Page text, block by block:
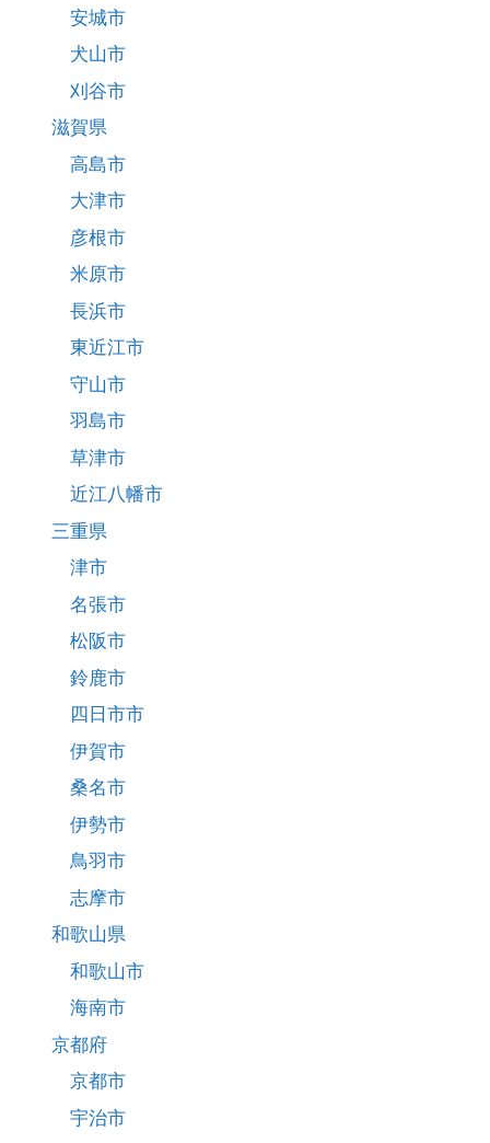
安城市
犬山市
刈谷市
滋賀県
高島市
大津市
彦根市
米原市
長浜市
東近江市
守山市
羽島市
草津市
近江八幡市
三重県
津市
名張市
松阪市
鈴鹿市
四日市市
伊賀市
桑名市
伊勢市
鳥羽市
志摩市
和歌山県
和歌山市
海南市
京都府
京都市
宇治市